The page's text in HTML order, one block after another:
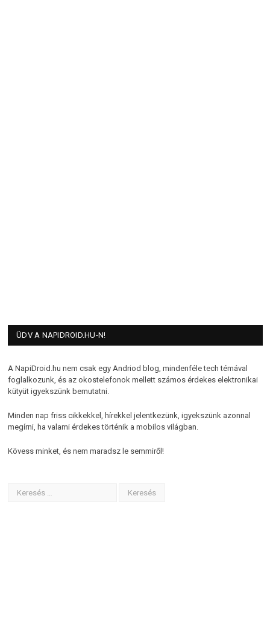
ÜDV A NAPIDROID.HU-N!
A NapiDroid.hu nem csak egy Andriod blog, mindenféle tech témával
foglalkozunk, és az okostelefonok mellett számos érdekes elektronikai
kütyüt igyekszünk bemutatni.
Minden nap friss cikkekkel, hírekkel jelentkezünk, igyekszünk azonnal
megírni, ha valami érdekes történik a mobilos világban.
Kövess minket, és nem maradsz le semmiről!